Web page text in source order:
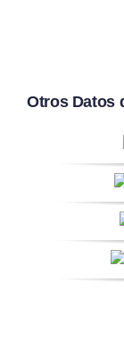
Otros Datos